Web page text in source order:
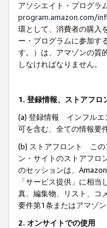
アソシエイト・プログラ
program.amazon.com/
環として、消費者の購入
ー・プログラムに参加す
す。）は、アマゾンの質
しなければなりません。
1. 登録情報、ストアフロ
(a) 登録情報 インフルエ
可を含む、全ての情報要
(b) ストアフロント この
ン・サイトのストアフロ
のセッションは、
「サービス提供」に相
真、編集物、リスト、コ
要件第1条またはアマゾ
2. オンサイトでの使用